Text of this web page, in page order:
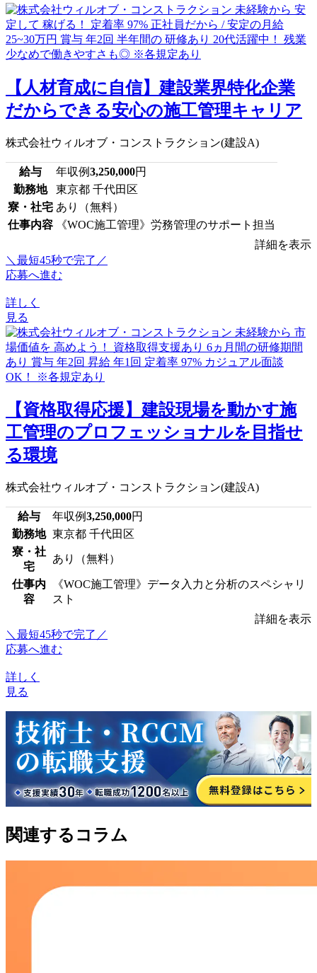
【人材育成に自信】建設業界特化企業
だからできる安心の施工管理キャリア
株式会社ウィルオブ・コンストラクション(建設A)
給与 年収例3,250,000円
勤務地
東京都 千代田区
寮・社宅 あり（無料）
仕事内容
《WOC施工管理》労務管理のサポート担当
詳細を表示
＼最短45秒で完了／
応募へ進む
詳しく
見る
【資格取得応援】建設現場を動かす施
工管理のプロフェッショナルを目指せ
る環境
株式会社ウィルオブ・コンストラクション(建設A)
給与 年収例3,250,000円
勤務地 東京都 千代田区
寮・社
宅
あり（無料）
仕事内
容
《WOC施工管理》データ入力と分析のスペシャリ
スト
詳細を表示
＼最短45秒で完了／
応募へ進む
詳しく
見る
関連するコラム